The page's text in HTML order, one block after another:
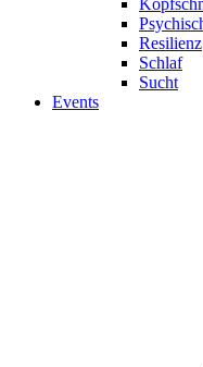
Resilienz
Schlaf
Sucht
Events